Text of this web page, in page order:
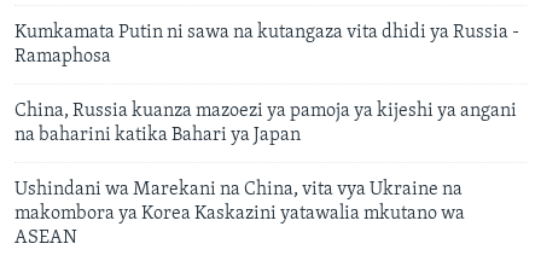
Kumkamata Putin ni sawa na kutangaza vita dhidi ya Russia -
Ramaphosa
China, Russia kuanza mazoezi ya pamoja ya kijeshi ya angani
na baharini katika Bahari ya Japan
Ushindani wa Marekani na China, vita vya Ukraine na
makombora ya Korea Kaskazini yatawalia mkutano wa
ASEAN